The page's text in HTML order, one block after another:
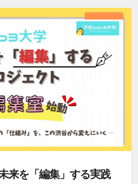
来を「編集」する実践